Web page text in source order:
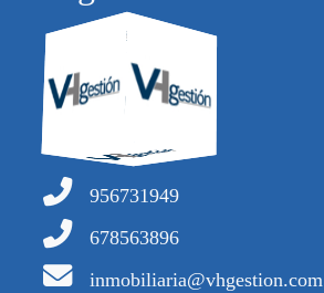
956731949
678563896
inmobiliaria@vhgestion.com